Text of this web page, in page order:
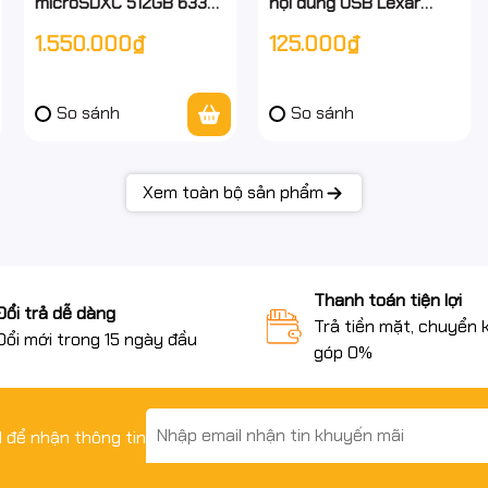
UHS-I U3 A2 – 100MB/s
1.550.000₫
So sánh
LJDS080064-BNBNG -
125.000₫
So sánh
Xem toàn bộ sản phẩm
trả dễ dàng
mới trong 15 ngày đầu
Thanh toán tiện lợi
Trả tiền mặt, chuyển
góp 0%
để nhận thông tin